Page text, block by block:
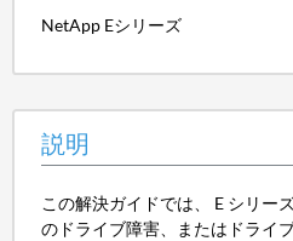
NetApp Eシリーズ
説明
この解決ガイドでは、 E シリー
のドライブ障害、またはドライ